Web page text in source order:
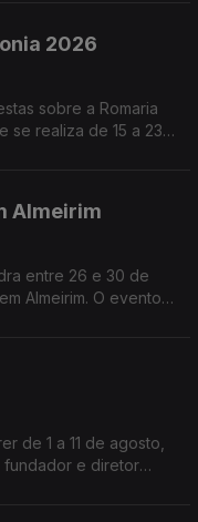
2026
sobre a Romaria
se realiza de 15 a 23
Almeirim
entre 26 e 30 de
Almeirim. O evento
Gastronómica de
de 1 a 11 de agosto,
fundador e diretor